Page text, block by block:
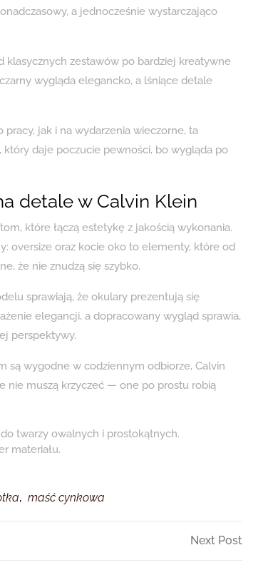
a jednocześnie wystarczająco
klasycznych zestawów po bardziej kreatywne
wygląda elegancko, a lśniące detale
pracy, jak i na wydarzenia wieczorne, ta
daje poczucie pewności, bo wygląda po
detale w Calvin Klein
które łączą estetykę z jakością wykonania.
oversize oraz kocie oko to elementy, które od
że nie znudzą się szybko.
sprawiają, że okulary prezentują się
elegancji, a dopracowany wygląd sprawia,
perspektywy.
są wygodne w codziennym odbiorze, Calvin
nie muszą krzyczeć — one po prostu robią
twarzy owalnych i prostokątnych.
materiału.
, maść cynkowa
Next Post